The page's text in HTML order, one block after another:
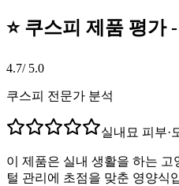
⭐ 쿠스피 제품 평가
4.7/ 5.0
쿠스피 전문가 분석
실내묘 피부·
이 제품은 실내 생활을 하는
털 관리에 초점을 맞춘 영양식